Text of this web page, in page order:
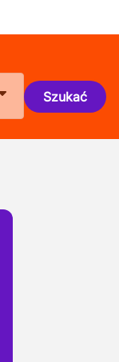
Szukać